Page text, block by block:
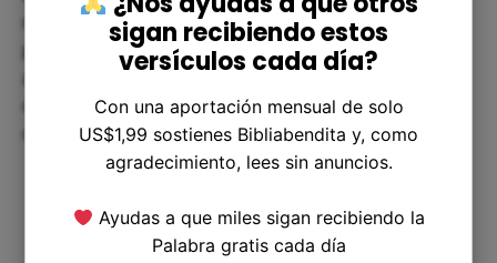
misericordia y el amor de Dios hacia su pueblo. A
pesar de la desobediencia y el pecado, Dios no
dispuesto a perdonar y a ayudarles a encontrar el
camino correcto.
sigan recibiendo estos
versículos cada día?
Con una aportación mensual de solo
US$1,99 sostienes Bibliabendita y, como
agradecimiento, lees sin anuncios.
Ayudas a que miles sigan recibiendo la
Palabra gratis cada día